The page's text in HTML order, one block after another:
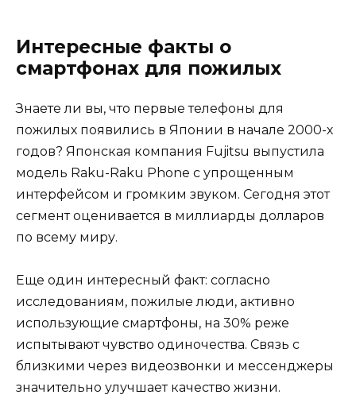
Интересные факты о
смартфонах для пожилых
Знаете ли вы, что первые телефоны для
пожилых появились в Японии в начале 2000-х
годов? Японская компания Fujitsu выпустила
модель Raku-Raku Phone с упрощенным
интерфейсом и громким звуком. Сегодня этот
сегмент оценивается в миллиарды долларов
по всему миру.
Еще один интересный факт: согласно
исследованиям, пожилые люди, активно
использующие смартфоны, на 30% реже
испытывают чувство одиночества. Связь с
близкими через видеозвонки и мессенджеры
значительно улучшает качество жизни.